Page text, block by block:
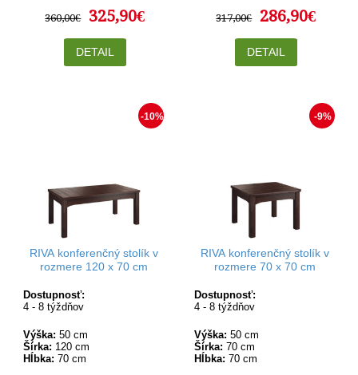
360,00€ 325,90€
DETAIL
317,00€ 286,90€
DETAIL
-10%
RIVA konferenčný stolík v
rozmere 120 x 70 cm
Dostupnosť:
4 - 8 týždňov
Výška: 50 cm
Šírka: 120 cm
Hĺbka: 70 cm
-9%
RIVA konferenčný stolík v
rozmere 70 x 70 cm
Dostupnosť:
4 - 8 týždňov
Výška: 50 cm
Šírka: 70 cm
Hĺbka: 70 cm